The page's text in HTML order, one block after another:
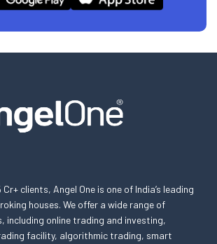
clients, Angel One is one of India’s leading
houses. We offer a wide range of
including online trading and investing,
facility, algorithmic trading, smart